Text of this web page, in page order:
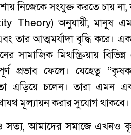
নিজেকে সংযুক্ত করতে চায় না,
Theory) অনুযায়ী, মানুষ
তার আত্মমর্যাদা বৃদ্ধি করে।
সামাজিক মিথস্ক্রিয়ায়
প্রভাব ফেলে। যেহেতু
এড়িয়ে চলেন। তারা এমন
মূল্যায়ন করার সুযোগ থাকবে।
আমাদের সমাজে এখনও কৃষি